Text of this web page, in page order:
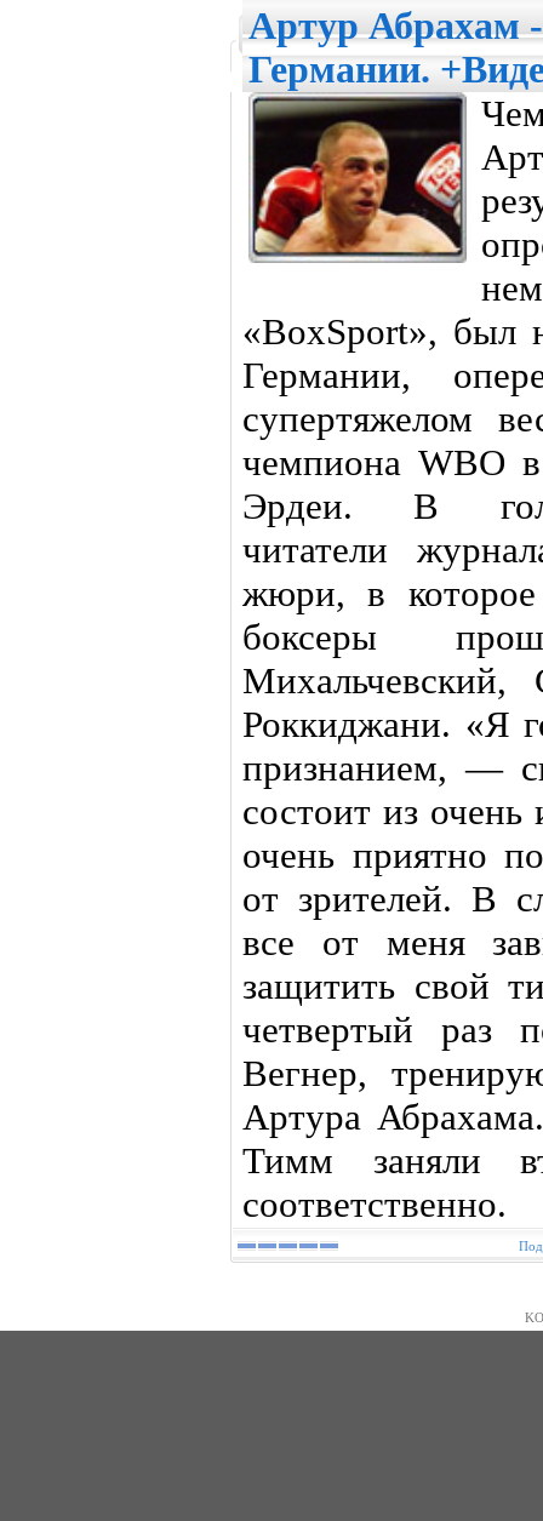
Артур Абрахам
Германии.
«BoxSport», был
Германии,
супертяжелом
чемпиона WBO
Эрдеи. В
читатели
жюри, в которое
боксеры
Роккиджани. «Я
признанием, —
состоит из
очень приятно
от зрителей. В
все от меня
защитить свой
четвертый раз
Вегнер,
Артура
Тимм заняли
соответственно.